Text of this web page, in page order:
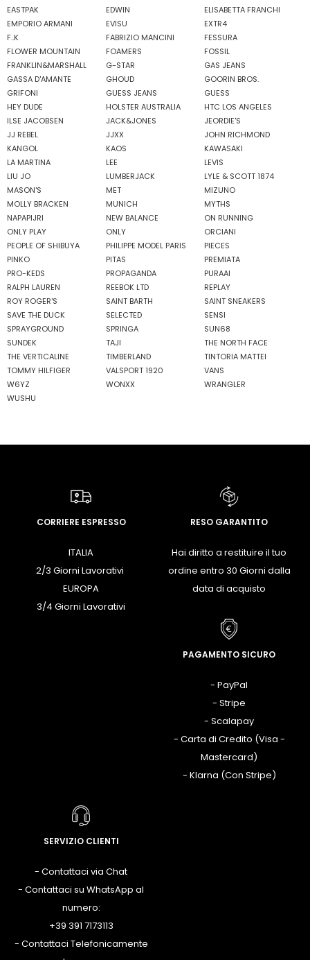
EASTPAK
EDWIN
ELISABETTA FRANCHI
EMPORIO ARMANI
EVISU
EXTR4
F..K
FABRIZIO MANCINI
FESSURA
FLOWER MOUNTAIN
FOAMERS
FOSSIL
FRANKLIN&MARSHALL
G-STAR
GAS JEANS
GASSA D'AMANTE
GHOUD
GOORIN BROS.
GRIFONI
GUESS JEANS
GUESS
HEY DUDE
HOLSTER AUSTRALIA
HTC LOS ANGELES
ILSE JACOBSEN
JACK&JONES
JEORDIE'S
JJ REBEL
JJXX
JOHN RICHMOND
KANGOL
KAOS
KAWASAKI
LA MARTINA
LEE
LEVIS
LIU JO
LUMBERJACK
LYLE & SCOTT 1874
MASON'S
MET
MIZUNO
MOLLY BRACKEN
MUNICH
MYTHS
NAPAPIJRI
NEW BALANCE
ON RUNNING
ONLY PLAY
ONLY
ORCIANI
PEOPLE OF SHIBUYA
PHILIPPE MODEL PARIS
PIECES
PINKO
PITAS
PREMIATA
PRO-KEDS
PROPAGANDA
PURAAI
RALPH LAUREN
REEBOK LTD
REPLAY
ROY ROGER'S
SAINT BARTH
SAINT SNEAKERS
SAVE THE DUCK
SELECTED
SENSI
SPRAYGROUND
SPRINGA
SUN68
SUNDEK
TAJI
THE NORTH FACE
THE VERTICALINE
TIMBERLAND
TINTORIA MATTEI
TOMMY HILFIGER
VALSPORT 1920
VANS
W6YZ
WONXX
WRANGLER
WUSHU
CORRIERE ESPRESSO
ITALIA
2/3 Giorni Lavorativi
EUROPA
3/4 Giorni Lavorativi
RESO GARANTITO
Hai diritto a restituire il tuo
ordine entro 30 Giorni dalla
data di acquisto
PAGAMENTO SICURO
- PayPal
- Stripe
- Scalapay
- Carta di Credito (Visa -
Mastercard)
- Klarna (Con Stripe)
SERVIZIO CLIENTI
- Contattaci via Chat
- Contattaci su WhatsApp al
numero:
+39 391 7173113
- Contattaci Telefonicamente